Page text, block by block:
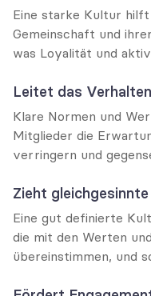
Eine starke Kultur
Gemeinschaft und
was Loyalität und
Leitet das Verhalten
Klare Normen und
Mitglieder die
verringern und
Zieht
Eine gut definierte
die mit den Werten
übereinstimmen, und